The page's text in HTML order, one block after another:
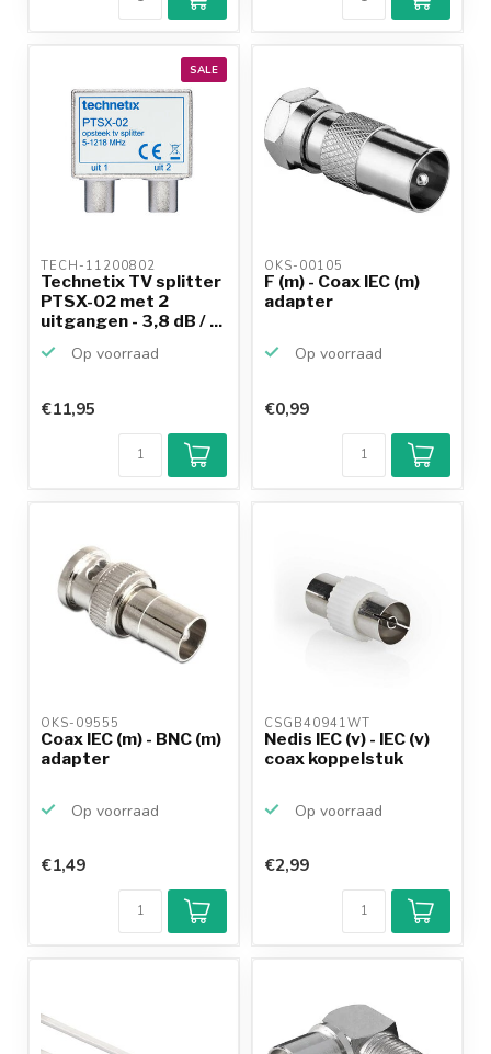
SALE
TECH-11200802
Technetix TV splitter
PTSX-02 met 2
uitgangen - 3,8 dB / ...
Op voorraad
€11,95
OKS-00105
F (m) - Coax IEC (m)
adapter
Op voorraad
9,2/10
Achteraf
betalen mogelijk
€0,99
OKS-09555
Coax IEC (m) - BNC (m)
adapter
Op voorraad
€1,49
CSGB40941WT
Nedis IEC (v) - IEC (v)
coax koppelstuk
Op voorraad
€2,99